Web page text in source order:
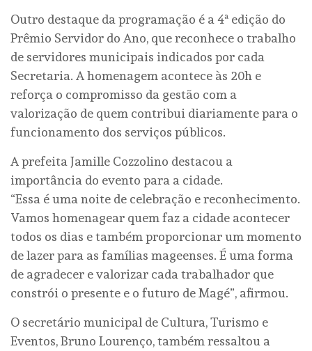
Outro destaque da programação é a 4ª edição do
Prêmio Servidor do Ano, que reconhece o trabalho
de servidores municipais indicados por cada
Secretaria. A homenagem acontece às 20h e
reforça o compromisso da gestão com a
valorização de quem contribui diariamente para o
funcionamento dos serviços públicos.
A prefeita Jamille Cozzolino destacou a
importância do evento para a cidade.
“Essa é uma noite de celebração e reconhecimento.
Vamos homenagear quem faz a cidade acontecer
todos os dias e também proporcionar um momento
de lazer para as famílias mageenses. É uma forma
de agradecer e valorizar cada trabalhador que
constrói o presente e o futuro de Magé”, afirmou.
O secretário municipal de Cultura, Turismo e
Eventos, Bruno Lourenço, também ressaltou a